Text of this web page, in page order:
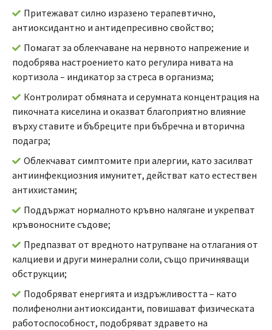
Притежават силно изразено терапевтично,
антиоксидантно и антидепресивно свойство;
Помагат за облекчаване на нервното напрежение и
подобрява настроението като регулира нивата на
кортизола – индикатор за стреса в организма;
Контролират обмяната и серумната концентрация на
пикочната киселина и оказват благоприятно влияние
върху ставите и бъбреците при бъбречна и вторична
подагра;
Облекчават симптомите при алергии, като засилват
антиинфекциозния имунитет, действат като естествен
антихистамин;
Поддържат нормалното кръвно налягане и укрепват
кръвоносните съдове;
Предпазват от вредното натрупване на отлагания от
калциеви и други минерални соли, също причиняващи
обструкции;
Подобряват енергията и издръжливостта – като
полифенолни антиоксиданти, повишават физическата
работоспособност, подобряват здравето на